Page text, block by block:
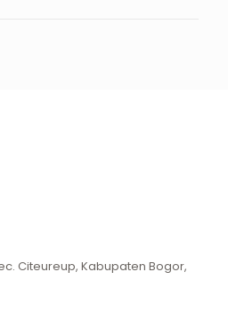
Citeureup, Kabupaten Bogor,